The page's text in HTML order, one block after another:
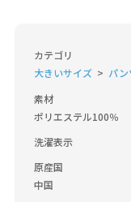
カテゴリ
大きいサイズ
パン
素材
ポリエステル100％
洗濯表示
原産国
中国